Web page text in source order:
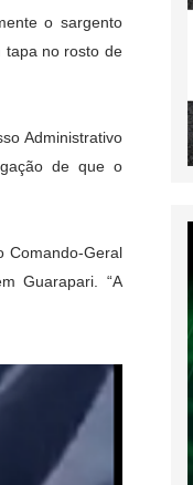
o sargento
tapa no rosto de
Administrativo
de que o
Comando-Geral
Guarapari. “A